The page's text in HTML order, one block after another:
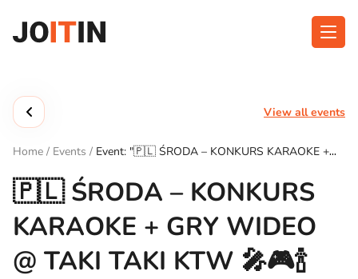
content
Events
Get the App:
View all events
Home / Events / Event: "🇵🇱 ŚRODA – KONKURS KARAOKE +
🇵🇱 ŚRODA – KONKURS
KARAOKE + GRY WIDEO
@ TAKI TAKI KTW 🎤🎮🍾